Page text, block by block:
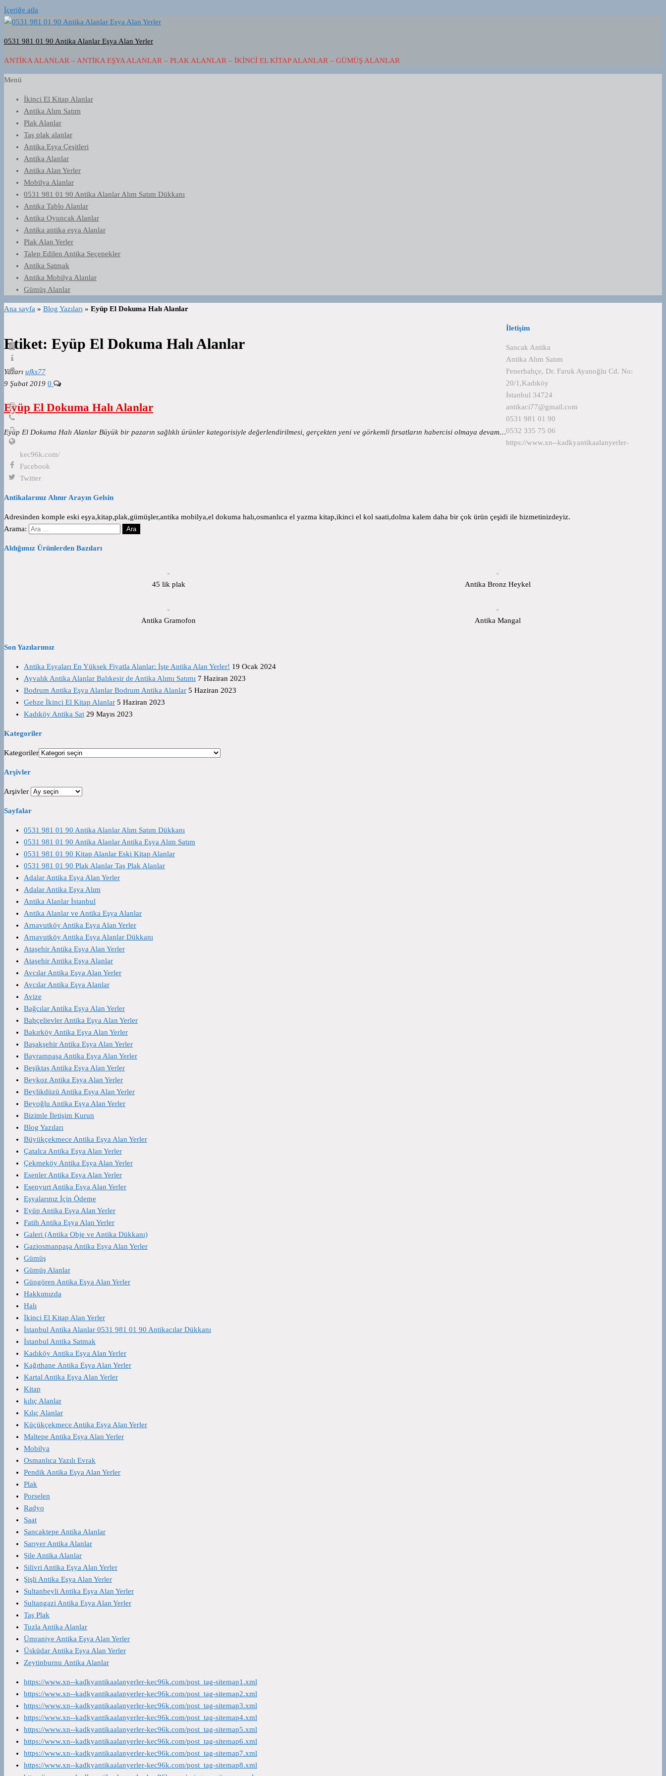
İçeriğe atla
0531 981 01 90 Antika Alanlar Eşya Alan Yerler
ANTIKA ALANLAR – ANTIKA EŞYA ALANLAR – PLAK ALANLAR – İKINCI EL KITAP ALANLAR – GÜMÜŞ ALANLAR
Menü
İkinci El Kitap Alanlar
Antika Alım Satım
Plak Alanlar
Taş plak alanlar
Antika Eşya Çeşitleri
Antika Alanlar
Antika Alan Yerler
Mobilya Alanlar
0531 981 01 90 Antika Alanlar Alım Satım Dükkanı
Antika Tablo Alanlar
Antika Oyuncak Alanlar
Antika antika eşya Alanlar
Plak Alan Yerler
Talep Edilen Antika Seçenekler
Antika Satmak
Antika Mobilya Alanlar
Gümüş Alanlar
Ana sayfa » Blog Yazıları » Eyüp El Dokuma Halı Alanlar
Etiket: Eyüp El Dokuma Halı Alanlar
Yazarı ufks77
9 Şubat 2019 0
Eyüp El Dokuma Halı Alanlar
Eyüp El Dokuma Halı Alanlar Büyük bir pazarın sağlıklı ürünler kategorisiyle değerlendirilmesi, gerçekten yeni ve görkemli fırsatların habercisi olmaya devam…
İletişim
Sancak Antika
Antika Alım Satım
Fenerbahçe, Dr. Faruk Ayanoğlu Cd. No:
20/1,Kadıköy
İstanbul 34724
antikaci77@gmail.com
0531 981 01 90
0532 335 75 06
https://www.xn--kadkyantikaalanyerler-
kec96k.com/
Facebook
Twitter
Antikalarınız Alınır Arayın Gelsin
Adresinden komple eski eşya,kitap,plak,gümüşler,antika mobilya,el dokuma halı,osmanlıca el yazma kitap,ikinci el kol saati,dolma kalem daha bir çok ürün çeşidi ile hizmetinizdeyiz.
Arama:
Aldığımız Ürünlerden Bazıları
45 lik plak Antika Bronz Heykel
Antika Gramofon Antika Mangal
Son Yazılarımız
Antika Eşyaları En Yüksek Fiyatla Alanlar: İşte Antika Alan Yerler! 19 Ocak 2024
Ayvalık Antika Alanlar Balıkesir de Antika Alımı Satımı 7 Haziran 2023
Bodrum Antika Eşya Alanlar Bodrum Antika Alanlar 5 Haziran 2023
Gebze İkinci El Kitap Alanlar 5 Haziran 2023
Kadıköy Antika Sat 29 Mayıs 2023
Kategoriler
Kategoriler
Arşivler
Arşivler
Sayfalar
0531 981 01 90 Antika Alanlar Alım Satım Dükkanı
0531 981 01 90 Antika Alanlar Antika Eşya Alım Satım
0531 981 01 90 Kitap Alanlar Eski Kitap Alanlar
0531 981 01 90 Plak Alanlar Taş Plak Alanlar
Adalar Antika Eşya Alan Yerler
Adalar Antika Eşya Alım
Antika Alanlar İstanbul
Antika Alanlar ve Antika Eşya Alanlar
Arnavutköy Antika Eşya Alan Yerler
Arnavutköy Antika Eşya Alanlar Dükkanı
Ataşehir Antika Eşya Alan Yerler
Ataşehir Antika Eşya Alanlar
Avcılar Antika Eşya Alan Yerler
Avcılar Antika Eşya Alanlar
Avize
Bağcılar Antika Eşya Alan Yerler
Bahçelievler Antika Eşya Alan Yerler
Bakırköy Antika Eşya Alan Yerler
Başakşehir Antika Eşya Alan Yerler
Bayrampaşa Antika Eşya Alan Yerler
Beşiktaş Antika Eşya Alan Yerler
Beykoz Antika Eşya Alan Yerler
Beylikdüzü Antika Eşya Alan Yerler
Beyoğlu Antika Eşya Alan Yerler
Bizimle İletişim Kurun
Blog Yazıları
Büyükçekmece Antika Eşya Alan Yerler
Çatalca Antika Eşya Alan Yerler
Çekmeköy Antika Eşya Alan Yerler
Esenler Antika Eşya Alan Yerler
Esenyurt Antika Eşya Alan Yerler
Eşyalarınız İçin Ödeme
Eyüp Antika Eşya Alan Yerler
Fatih Antika Eşya Alan Yerler
Galeri (Antika Obje ve Antika Dükkanı)
Gaziosmanpaşa Antika Eşya Alan Yerler
Gümüş
Gümüş Alanlar
Güngören Antika Eşya Alan Yerler
Hakkımızda
Halı
İkinci El Kitap Alan Yerler
İstanbul Antika Alanlar 0531 981 01 90 Antikacılar Dükkanı
İstanbul Antika Satmak
Kadıköy Antika Eşya Alan Yerler
Kağıthane Antika Eşya Alan Yerler
Kartal Antika Eşya Alan Yerler
Kitap
kılıç Alanlar
Kılıç Alanlar
Küçükçekmece Antika Eşya Alan Yerler
Maltepe Antika Eşya Alan Yerler
Mobilya
Osmanlıca Yazılı Evrak
Pendik Antika Eşya Alan Yerler
Plak
Porselen
Radyo
Saat
Sancaktepe Antika Alanlar
Sarıyer Antika Alanlar
Şile Antika Alanlar
Silivri Antika Eşya Alan Yerler
Şişli Antika Eşya Alan Yerler
Sultanbeyli Antika Eşya Alan Yerler
Sultangazi Antika Eşya Alan Yerler
Taş Plak
Tuzla Antika Alanlar
Ümraniye Antika Eşya Alan Yerler
Üsküdar Antika Eşya Alan Yerler
Zeytinburnu Antika Alanlar
https://www.xn--kadkyantikaalanyerler-kec96k.com/post_tag-sitemap1.xml
https://www.xn--kadkyantikaalanyerler-kec96k.com/post_tag-sitemap2.xml
https://www.xn--kadkyantikaalanyerler-kec96k.com/post_tag-sitemap3.xml
https://www.xn--kadkyantikaalanyerler-kec96k.com/post_tag-sitemap4.xml
https://www.xn--kadkyantikaalanyerler-kec96k.com/post_tag-sitemap5.xml
https://www.xn--kadkyantikaalanyerler-kec96k.com/post_tag-sitemap6.xml
https://www.xn--kadkyantikaalanyerler-kec96k.com/post_tag-sitemap7.xml
https://www.xn--kadkyantikaalanyerler-kec96k.com/post_tag-sitemap8.xml